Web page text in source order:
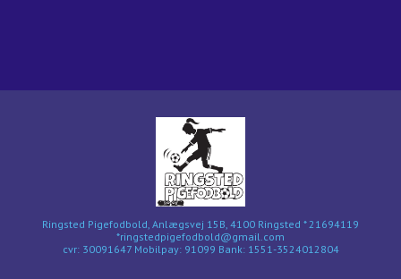
Ringsted Pigefodbold, Anlægsvej 15B, 4100 Ringsted * 21694119
*ringstedpigefodbold@gmail.com
cvr: 30091647 Mobilpay: 91099 Bank: 1551-3524012804